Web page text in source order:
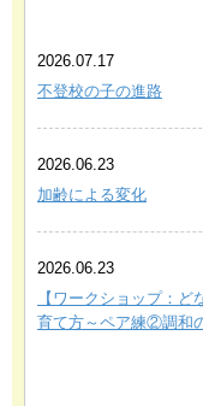
2026.07.17
不登校の子の進路
2026.06.23
加齢による変化
2026.06.23
【ワークショップ：
育て方～ペア練②調和